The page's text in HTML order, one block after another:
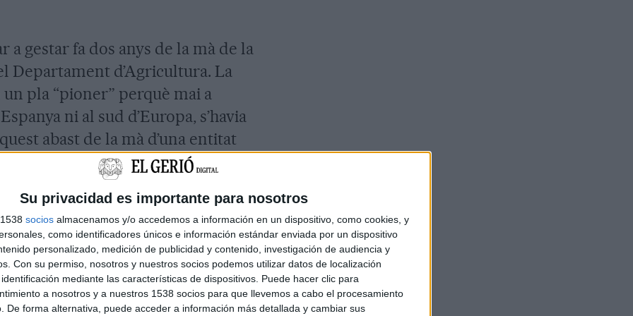
Su privacidad es importante para nosotros
socios almacenamos y/o accedemos a información en un dispositivo, como cookies, y
como identificadores únicos e información estándar enviada por un dispositivo
personalizado, medición de publicidad y contenido, investigación de audiencia y
Con su permiso, nosotros y nuestros socios podemos utilizar datos de localización
mediante las características de dispositivos. Puede hacer clic para
a nosotros y a nuestros 1538 socios para que llevemos a cabo el procesamiento
De forma alternativa, puede acceder a información más detallada y cambiar sus
a gestar fa dos anys de la mà de la
Departament d’Agricultura. La
pla “pioner” perquè mai a
ni al sud d’Europa, s’havia
abast de la mà d’una entitat
20 municipisque van des de la Vajol
En total, unes 40.000 hectàrees,
incendi forestal del 2012, però
planificació específica contra els